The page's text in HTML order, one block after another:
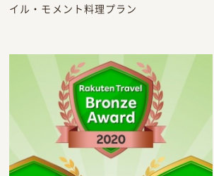
イル・モメント料理プラン